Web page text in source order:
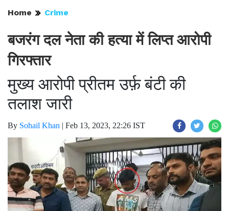
Home Crime
बजरंग दल नेता की हत्या में लिप्त आरोपी
गिरफ्तार
मुख्य आरोपी प्रीतम उर्फ़ बंटी की
तलाश जारी
By Sohail Khan | Feb 13, 2023, 22:26 IST